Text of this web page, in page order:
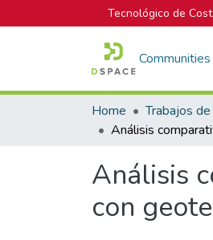
Tecnológico de
Home Trabajos
Análisis
con